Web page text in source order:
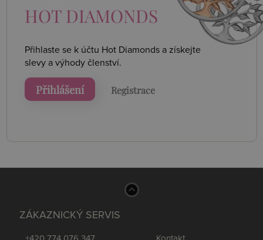
HOT DIAMONDS
Přihlaste se k účtu Hot Diamonds a získejte
slevy a výhody členství.
Přihlášení Registrace
ZÁKAZNICKÝ SERVIS